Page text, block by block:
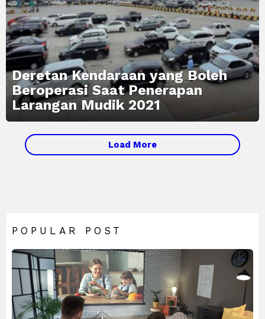
Deretan Kendaraan yang Boleh
Beroperasi Saat Penerapan
Larangan Mudik 2021
MORE
STORIES
Load More
POPULAR POST